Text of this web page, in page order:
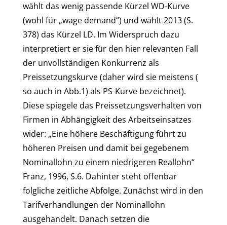
wählt das wenig passende Kürzel WD-Kurve
(wohl für „wage demand“) und wählt 2013 (S.
378) das Kürzel LD. Im Widerspruch dazu
interpretiert er sie für den hier relevanten Fall
der unvollständigen Konkurrenz als
Preissetzungskurve (daher wird sie meistens (
so auch in Abb.1) als PS-Kurve bezeichnet).
Diese spiegele das Preissetzungsverhalten von
Firmen in Abhängigkeit des Arbeitseinsatzes
wider: „Eine höhere Beschäftigung führt zu
höheren Preisen und damit bei gegebenem
Nominallohn zu einem niedrigeren Reallohn‘‘
Franz, 1996, S.6. Dahinter steht offenbar
folgliche zeitliche Abfolge. Zunächst wird in den
Tarifverhandlungen der Nominallohn
ausgehandelt. Danach setzen die